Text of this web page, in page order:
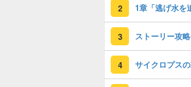
2
3 ストーリー攻
4 サイクロプス